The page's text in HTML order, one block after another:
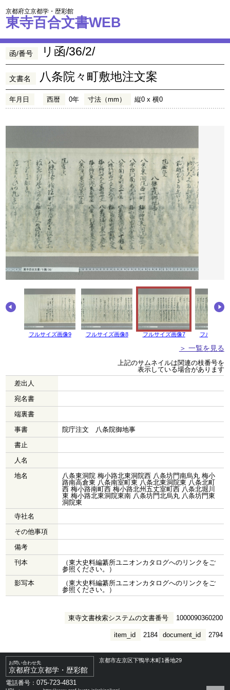
京都府立京都学・歴彩館
東寺百合文書WEB
函/番号 リ函/36/2/
文書名 八条院々町敷地注文案
年月日 西暦 0年 寸法（mm） 縦0 x 横0
フルサイズ画像9 フルサイズ画像8 フルサイズ画像7 フルサイズ
＞ 一覧を見る
上記のサムネイルは関連の枝番号を
表示している場合があります
差出人
宛名書
端裏書
事書
院庁注文 八条院御地事
書止
人名
地名
八条東洞院 梅小路北東洞院西 八条坊門南烏丸 梅小
路南高倉東 八条南室町東 八条北東洞院東 八条北町
西 梅小路南町西 梅小路北州五丈室町西 八条北堀川
東 梅小路北東洞院東南 八条坊門北烏丸 八条坊門東
洞院東
寺社名
その他事項
備考
刊本
（東大史料編纂所ユニオンカタログへのリンクをご
参照ください。）
影写本
（東大史料編纂所ユニオンカタログへのリンクをご
参照ください。）
東寺文書検索システムの文書番号 1000090360200
document_id 2794
item_id 2184
お問い合わせ先
京都府立京都学・歴彩館
京都市左京区下鴨半木町1番地29
電話番号：075-723-4831